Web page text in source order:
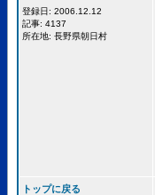
登録日: 2006.12.12
記事: 4137
所在地: 長野県朝日村
トップに戻る